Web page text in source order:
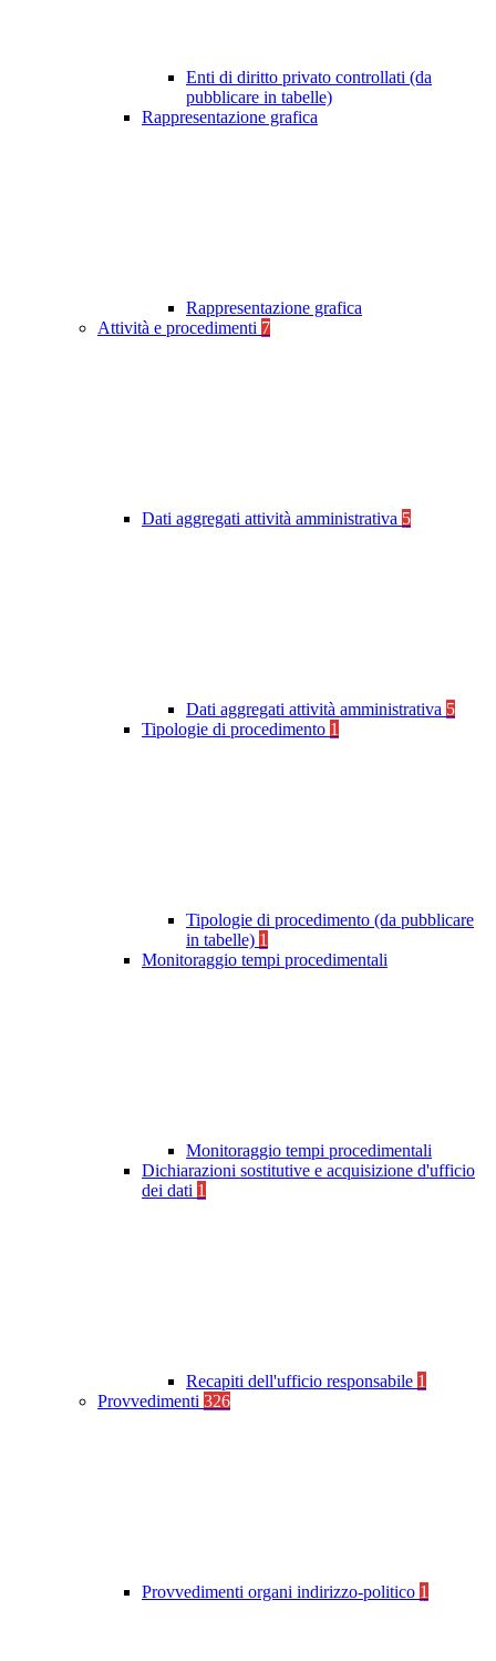
Enti di diritto privato controllati (da
pubblicare in tabelle)
Rappresentazione grafica
Rappresentazione grafica
Attività e procedimenti 7
Dati aggregati attività amministrativa 5
Dati aggregati attività amministrativa 5
Tipologie di procedimento 1
Tipologie di procedimento (da pubblicare
in tabelle) 1
Monitoraggio tempi procedimentali
Monitoraggio tempi procedimentali
Dichiarazioni sostitutive e acquisizione d'ufficio
dei dati 1
Recapiti dell'ufficio responsabile 1
Provvedimenti 326
Provvedimenti organi indirizzo-politico 1